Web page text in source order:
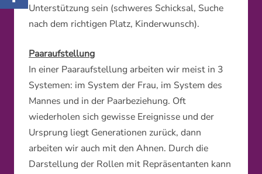
Unterstützung sein (schweres Schicksal, Suche
nach dem richtigen Platz, Kinderwunsch).
Paaraufstellung
In einer Paaraufstellung arbeiten wir meist in 3
Systemen: im System der Frau, im System des
Mannes und in der Paarbeziehung. Oft
wiederholen sich gewisse Ereignisse und der
Ursprung liegt Generationen zurück, dann
arbeiten wir auch mit den Ahnen. Durch die
Darstellung der Rollen mit Repräsentanten kann